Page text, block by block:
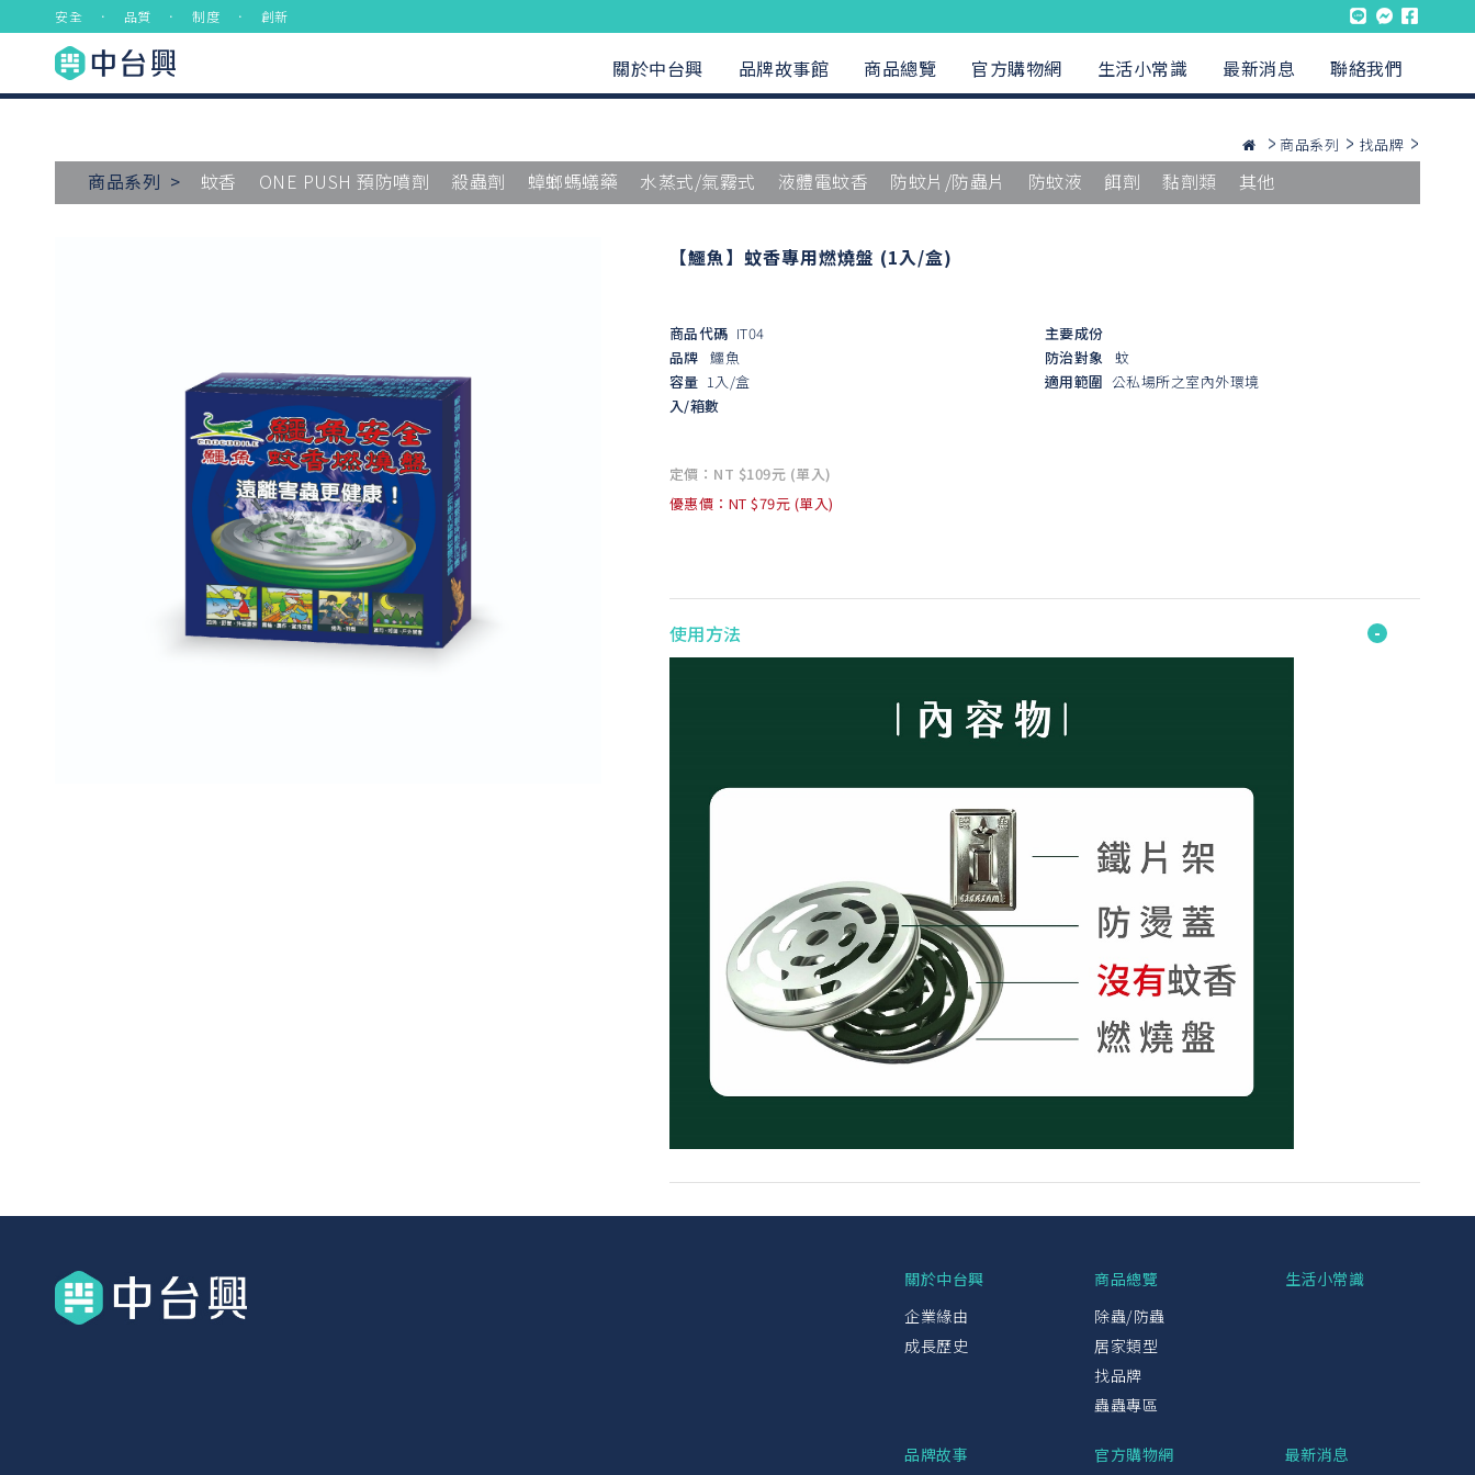
安全 ． 品質 ． 制度 ． 創新
關於中台興 品牌故事館 商品總覽 官方購物網 生活小常識 最新消息 聯絡我們
商品系列 找品牌
商品系列 > 蚊香 ONE PUSH 預防噴劑 殺蟲劑 蟑螂螞蟻藥 水蒸式/氣霧式 液體電蚊香 防蚊片/防蟲片 防蚊液 餌劑 黏劑類 其他
【鱷魚】蚊香專用燃燒盤 (1入/盒)
商品代碼 IT04
品牌 鱷魚
容量 1入/盒
入/箱數
主要成份
防治對象
蚊
適用範圍 公私場所之室內外環境
定價：NT $109元 (單入)
優惠價：NT $79元 (單入)
使用方法
關於中台興
企業緣由
成長歷史
商品總覽
除蟲/防蟲
居家類型
找品牌
蟲蟲專區
生活小常識
品牌故事 官方購物網 最新消息